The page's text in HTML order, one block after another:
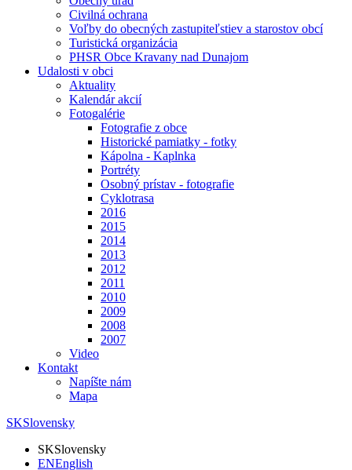
Civilná ochrana
Voľby do obecných zastupiteľstiev a starostov obcí
Turistická organizácia
PHSR Obce Kravany nad Dunajom
Udalosti v obci
Aktuality
Kalendár akcií
Fotogalérie
Fotografie z obce
Historické pamiatky - fotky
Kápolna - Kaplnka
Portréty
Osobný prístav - fotografie
Cyklotrasa
2016
2015
2014
2013
2012
2011
2010
2009
2008
2007
Video
Kontakt
Napíšte nám
Mapa
SKSlovensky
SKSlovensky
ENEnglish